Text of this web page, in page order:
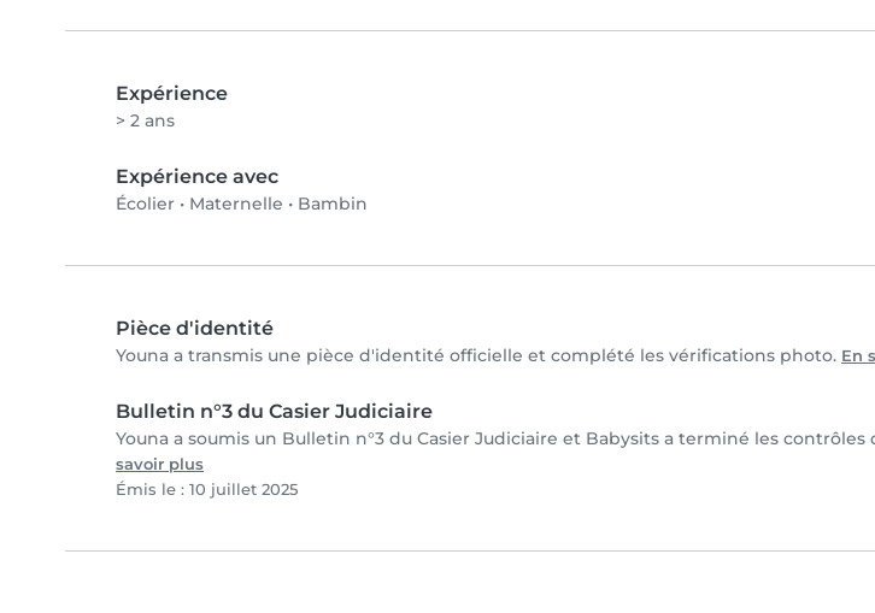
Expérience
> 2 ans
Expérience avec
Écolier • Maternelle • Bambin
Pièce d'identité
Youna a transmis une pièce d'identité officielle et complété les vérifications photo. En
Bulletin n°3 du Casier Judiciaire
Youna a soumis un Bulletin n°3 du Casier Judiciaire et Babysits a terminé les contrôles
savoir plus
Émis le : 10 juillet 2025